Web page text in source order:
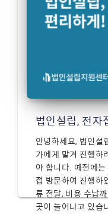
법인설립, 전자
안녕하세요, 법인설
가에게 맡겨 진행하
야 합니다. 예전에
접 방문하여 진행하
류 전달, 비용 수납
곳이 늘어나고 있습